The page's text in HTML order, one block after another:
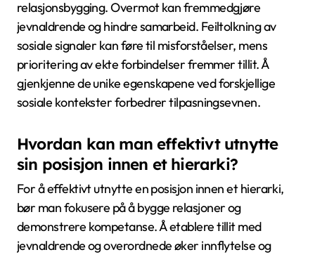
Oppmuntre til åpne diskusjoner om status og roller,
som kan avmystifisere hierarkiet og fremme
åpenhet. Å bruke visuelle hjelpemidler, som
diagrammer eller grafer, kan klargjøre komplekse
relasjoner innen hierarkiene.
Opplæringsprogrammer som vektlegger emosjonell
intelligens kan også forbedre interpersonlige
interaksjoner, noe som gjør det lettere å gjenkjenne
og respektere ulike sosiale posisjoner.
Til slutt, regelmessige tilbakemeldingsmekanismer lar